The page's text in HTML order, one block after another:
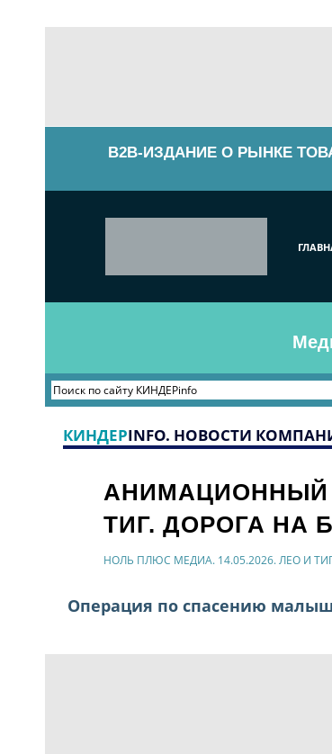
B2B-ИЗДАНИЕ О РЫНКЕ
КИНДЕРINFO. НОВОСТИ
АНИМАЦИОННЫЙ
ТИГ. ДОРОГА НА
НОЛЬ ПЛЮС МЕДИА. 14.05.2026. ЛЕО И
Операция по спасению